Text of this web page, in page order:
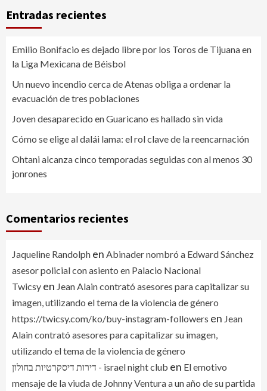
Entradas recientes
Emilio Bonifacio es dejado libre por los Toros de Tijuana en
la Liga Mexicana de Béisbol
Un nuevo incendio cerca de Atenas obliga a ordenar la
evacuación de tres poblaciones
Joven desaparecido en Guaricano es hallado sin vida
Cómo se elige al dalái lama: el rol clave de la reencarnación
Ohtani alcanza cinco temporadas seguidas con al menos 30
jonrones
Comentarios recientes
Jaqueline Randolph en Abinader nombró a Edward Sánchez
asesor policial con asiento en Palacio Nacional
Twicsy en Jean Alain contrató asesores para capitalizar su
imagen, utilizando el tema de la violencia de género
https://twicsy.com/ko/buy-instagram-followers en Jean
Alain contrató asesores para capitalizar su imagen,
utilizando el tema de la violencia de género
דירות דיסקרטיות בחולון - israel night club en El emotivo
mensaje de la viuda de Johnny Ventura a un año de su partida